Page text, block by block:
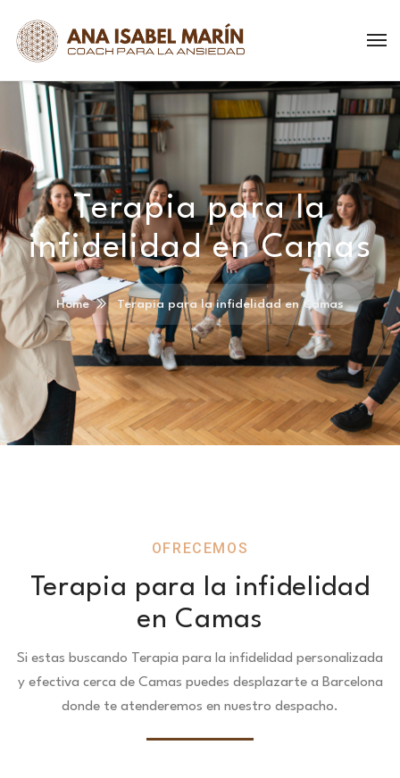
Terapia para la
infidelidad en Camas
Home Terapia para la infidelidad en Camas
OFRECEMOS
Terapia para la infidelidad
en Camas
Si estas buscando Terapia para la infidelidad personalizada
y efectiva cerca de Camas puedes desplazarte a Barcelona
donde te atenderemos en nuestro despacho.